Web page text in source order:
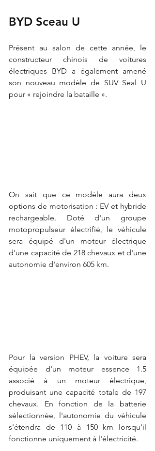
BYD Sceau U
Présent au salon de cette année, le
constructeur chinois de voitures
électriques BYD a également amené
son nouveau modèle de SUV Seal U
pour « rejoindre la bataille ».
On sait que ce modèle aura deux
options de motorisation : EV et hybride
rechargeable. Doté d'un groupe
motopropulseur électrifié, le véhicule
sera équipé d'un moteur électrique
d'une capacité de 218 chevaux et d'une
autonomie d'environ 605 km.
Pour la version PHEV, la voiture sera
équipée d'un moteur essence 1.5
associé à un moteur électrique,
produisant une capacité totale de 197
chevaux. En fonction de la batterie
sélectionnée, l'autonomie du véhicule
s'étendra de 110 à 150 km lorsqu'il
fonctionne uniquement à l'électricité.